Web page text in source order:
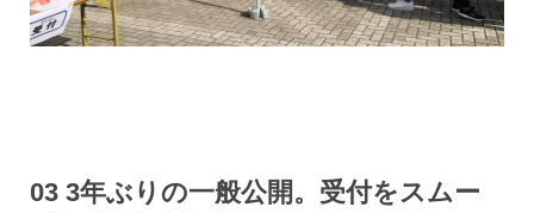
03 3年ぶりの一般公開。受付をスムー